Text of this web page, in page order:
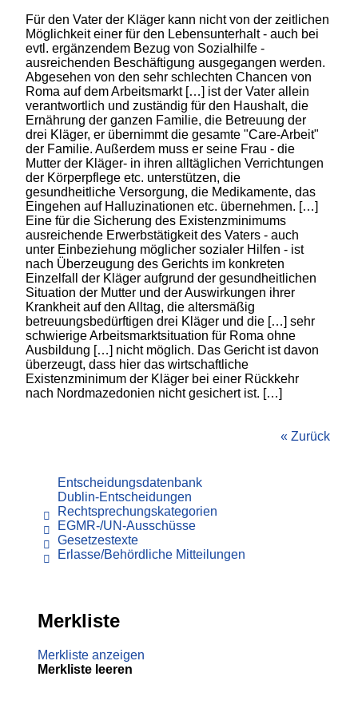
Für den Vater der Kläger kann nicht von der zeitlichen
Möglichkeit einer für den Lebensunterhalt - auch bei
evtl. ergänzendem Bezug von Sozialhilfe -
ausreichenden Beschäftigung ausgegangen werden.
Abgesehen von den sehr schlechten Chancen von
Roma auf dem Arbeitsmarkt […] ist der Vater allein
verantwortlich und zuständig für den Haushalt, die
Ernährung der ganzen Familie, die Betreuung der
drei Kläger, er übernimmt die gesamte "Care-Arbeit"
der Familie. Außerdem muss er seine Frau - die
Mutter der Kläger- in ihren alltäglichen Verrichtungen
der Körperpflege etc. unterstützen, die
gesundheitliche Versorgung, die Medikamente, das
Eingehen auf Halluzinationen etc. übernehmen. […]
Eine für die Sicherung des Existenzminimums
ausreichende Erwerbstätigkeit des Vaters - auch
unter Einbeziehung möglicher sozialer Hilfen - ist
nach Überzeugung des Gerichts im konkreten
Einzelfall der Kläger aufgrund der gesundheitlichen
Situation der Mutter und der Auswirkungen ihrer
Krankheit auf den Alltag, die altersmäßig
betreuungsbedürftigen drei Kläger und die […] sehr
schwierige Arbeitsmarktsituation für Roma ohne
Ausbildung […] nicht möglich. Das Gericht ist davon
überzeugt, dass hier das wirtschaftliche
Existenzminimum der Kläger bei einer Rückkehr
nach Nordmazedonien nicht gesichert ist. […]
« Zurück
Entscheidungsdatenbank
Dublin-Entscheidungen
Rechtsprechungskategorien
EGMR-/UN-Ausschüsse
Gesetzestexte
Erlasse/Behördliche Mitteilungen
Merkliste
Merkliste anzeigen
Merkliste leeren